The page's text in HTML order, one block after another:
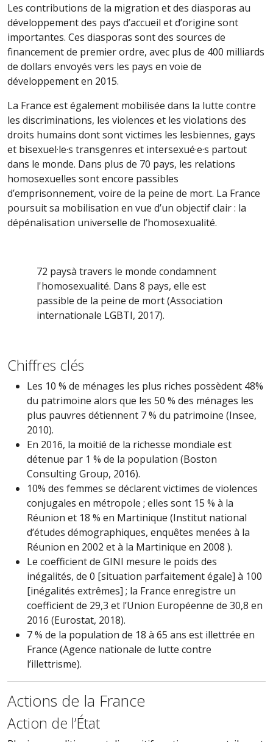
Les contributions de la migration et des diasporas au
développement des pays d’accueil et d’origine sont
importantes. Ces diasporas sont des sources de
financement de premier ordre, avec plus de 400 milliards
de dollars envoyés vers les pays en voie de
développement en 2015.
La France est également mobilisée dans la lutte contre
les discriminations, les violences et les violations des
droits humains dont sont victimes les lesbiennes, gays
et bisexuel·le·s transgenres et intersexué·e·s partout
dans le monde. Dans plus de 70 pays, les relations
homosexuelles sont encore passibles
d’emprisonnement, voire de la peine de mort. La France
poursuit sa mobilisation en vue d’un objectif clair : la
dépénalisation universelle de l’homosexualité.
72 paysà travers le monde condamnent
l'homosexualité. Dans 8 pays, elle est
passible de la peine de mort (Association
internationale LGBTI, 2017).
Chiffres clés
Les 10 % de ménages les plus riches possèdent 48%
du patrimoine alors que les 50 % des ménages les
plus pauvres détiennent 7 % du patrimoine (Insee,
2010).
En 2016, la moitié de la richesse mondiale est
détenue par 1 % de la population (Boston
Consulting Group, 2016).
10% des femmes se déclarent victimes de violences
conjugales en métropole ; elles sont 15 % à la
Réunion et 18 % en Martinique (Institut national
d’études démographiques, enquêtes menées à la
Réunion en 2002 et à la Martinique en 2008 ).
Le coefficient de GINI mesure le poids des
inégalités, de 0 [situation parfaitement égale] à 100
[inégalités extrêmes] ; la France enregistre un
coefficient de 29,3 et l’Union Européenne de 30,8 en
2016 (Eurostat, 2018).
7 % de la population de 18 à 65 ans est illettrée en
France (Agence nationale de lutte contre
l’illettrisme).
Actions de la France
Action de l’État